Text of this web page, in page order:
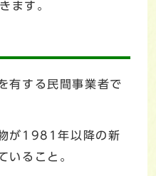
ます。
有する民間事業者で
が1981年以降の新
いること。